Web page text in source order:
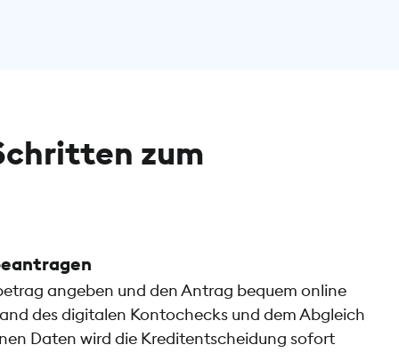
zum
angeben und den Antrag bequem online
des digitalen Kontochecks und dem Abgleich
Daten wird die Kreditentscheidung sofort